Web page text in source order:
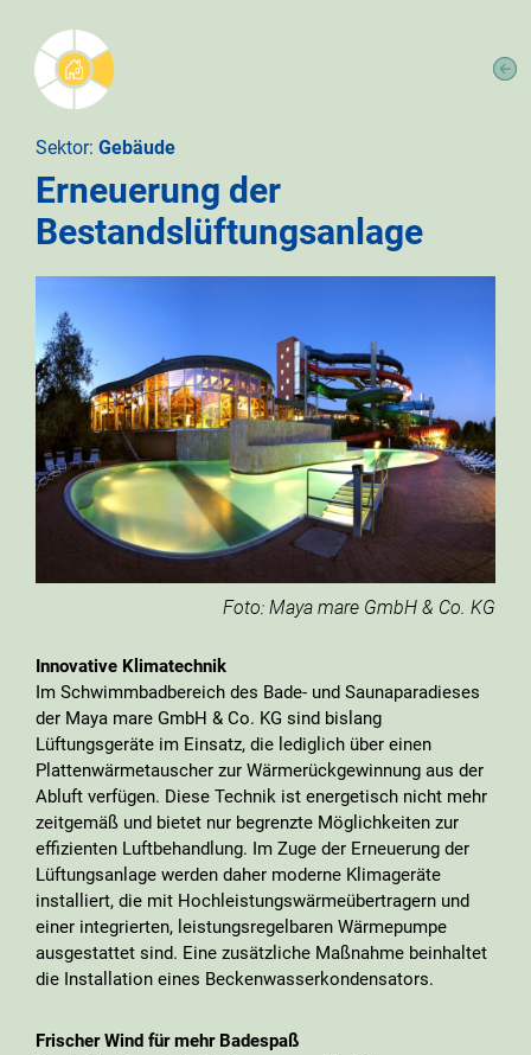
Sektor: Gebäude
Erneuerung der
Bestandslüftungsanlage
Foto: Maya mare GmbH & Co. KG
Innovative Klimatechnik
Im Schwimmbadbereich des Bade- und Saunaparadieses
der Maya mare GmbH & Co. KG sind bislang
Lüftungsgeräte im Einsatz, die lediglich über einen
Plattenwärmetauscher zur Wärmerückgewinnung aus der
Abluft verfügen. Diese Technik ist energetisch nicht mehr
zeitgemäß und bietet nur begrenzte Möglichkeiten zur
effizienten Luftbehandlung. Im Zuge der Erneuerung der
Lüftungsanlage werden daher moderne Klimageräte
installiert, die mit Hochleistungswärmeübertragern und
einer integrierten, leistungsregelbaren Wärmepumpe
ausgestattet sind. Eine zusätzliche Maßnahme beinhaltet
die Installation eines Beckenwasserkondensators.
Frischer Wind für mehr Badespaß